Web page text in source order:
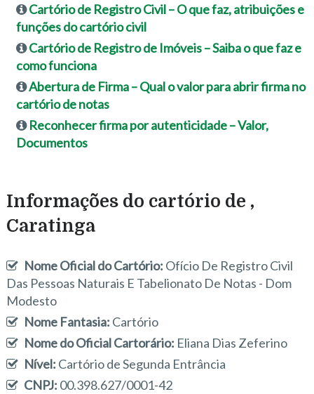
Cartório de Registro Civil – O que faz, atribuições e
funções do cartório civil
Cartório de Registro de Imóveis – Saiba o que faz e
como funciona
Abertura de Firma – Qual o valor para abrir firma no
cartório de notas
Reconhecer firma por autenticidade – Valor,
Documentos
Informações do cartório de ,
Caratinga
Nome Oficial do Cartório: Ofício De Registro Civil
Das Pessoas Naturais E Tabelionato De Notas - Dom
Modesto
Nome Fantasia: Cartório
Nome do Oficial Cartorário: Eliana Dias Zeferino
Nível: Cartório de Segunda Entrância
CNPJ: 00.398.627/0001-42